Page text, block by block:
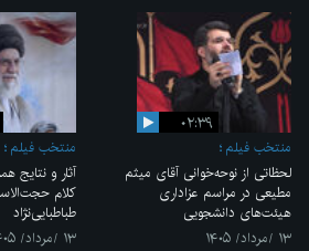
۰۲:۳۹
منتخب فیلم
لحظاتی از نوحه‌خوانی آقای میثم
مطیعی در مراسم عزاداری
هیئت‌های دانشجویی
۱۳ /مرداد/ ۱۴۰۵
منتخب فیلم
آثار و نتایج
کلام
طباطبایی‌نژاد
۱۳ /مرداد/ ۱۴۰۵